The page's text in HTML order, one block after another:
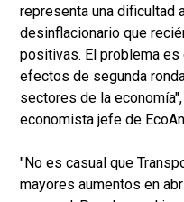
representa una dificultad
desinflacionario que
positivas. El problema
efectos de segunda
sectores de la
economista jefe de
"No es casual que
mayores aumentos en